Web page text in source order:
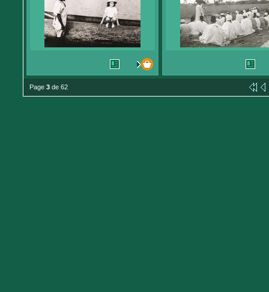
Page 3 de 62